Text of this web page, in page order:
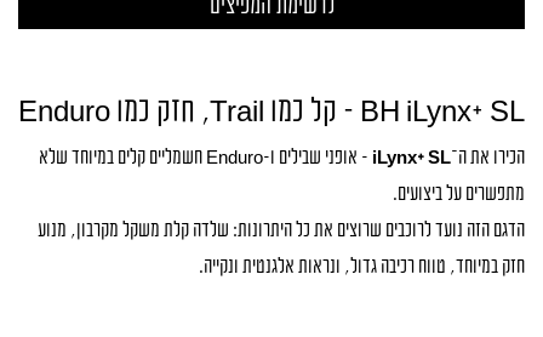
BH iLynx+ SL – קל כמו Trail, חזק כמו Enduro
הכירו את ה־iLynx+ SL
– אופני שבילים ו-Enduro חשמליים קלים במיוחד שלא
מתפשרים על ביצועים.
הדגם הזה נועד לרוכבים שרוצים את כל היתרונות: שלדה קלת משקל מקרבון, מנוע
חזק במיוחד, טווח רכיבה גדול, ונראות אלגנטית ונקייה.